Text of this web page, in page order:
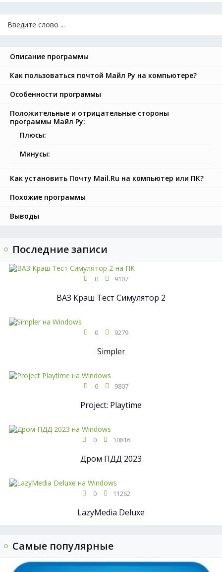
Описание программы
Как пользоваться почтой Майл Ру на компьютере?
Особенности программы
Положительные и отрицательные стороны
программы Майл Ру:
Плюсы:
Минусы:
Как установить Почту Mail.Ru на компьютер или ПК?
Похожие программы
Выводы
Последние записи
0 9107
ВАЗ Краш Тест Симулятор 2
0 9279
Simpler
0 9807
Project: Playtime
0 10816
Дром ПДД 2023
0 11262
LazyMedia Deluxe
Самые популярные